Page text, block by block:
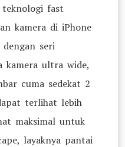
fast
kamera di iPhone
seri
kamera ultra wide,
cuma sedekat 2
terlihat lebih
maksimal untuk
layaknya pantai